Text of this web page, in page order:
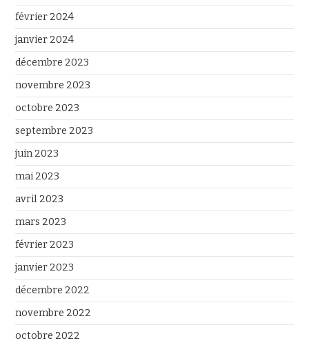
février 2024
janvier 2024
décembre 2023
novembre 2023
octobre 2023
septembre 2023
juin 2023
mai 2023
avril 2023
mars 2023
février 2023
janvier 2023
décembre 2022
novembre 2022
octobre 2022